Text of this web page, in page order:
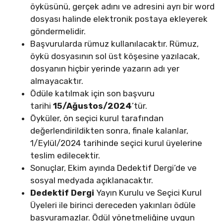
öyküsünü, gerçek adını ve adresini ayrı bir word
dosyası halinde elektronik postaya ekleyerek
göndermelidir.
Başvurularda rümuz kullanılacaktır. Rümuz,
öykü dosyasının sol üst köşesine yazılacak,
dosyanın hiçbir yerinde yazarın adı yer
almayacaktır.
Ödüle katılmak için son başvuru
tarihi 15/Ağustos/2024’tür.
Öyküler, ön seçici kurul tarafından
değerlendirildikten sonra, finale kalanlar,
1/Eylül/2024 tarihinde seçici kurul üyelerine
teslim edilecektir.
Sonuçlar, Ekim ayında Dedektif Dergi’de ve
sosyal medyada açıklanacaktır.
Dedektif Dergi Yayın Kurulu ve Seçici Kurul
Üyeleri ile birinci dereceden yakınları ödüle
başvuramazlar. Ödül yönetmeliğine uygun